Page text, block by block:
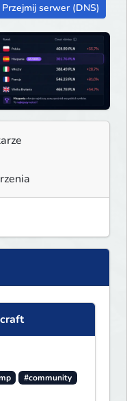
Przejmij serwer (DNS)
#community